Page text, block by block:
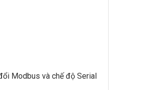
Modbus và chế độ Serial